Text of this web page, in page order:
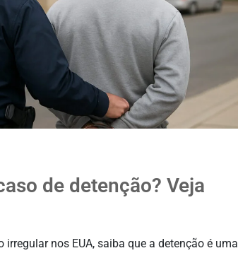
de detenção? Veja
irregular nos EUA, saiba que a detenção é uma